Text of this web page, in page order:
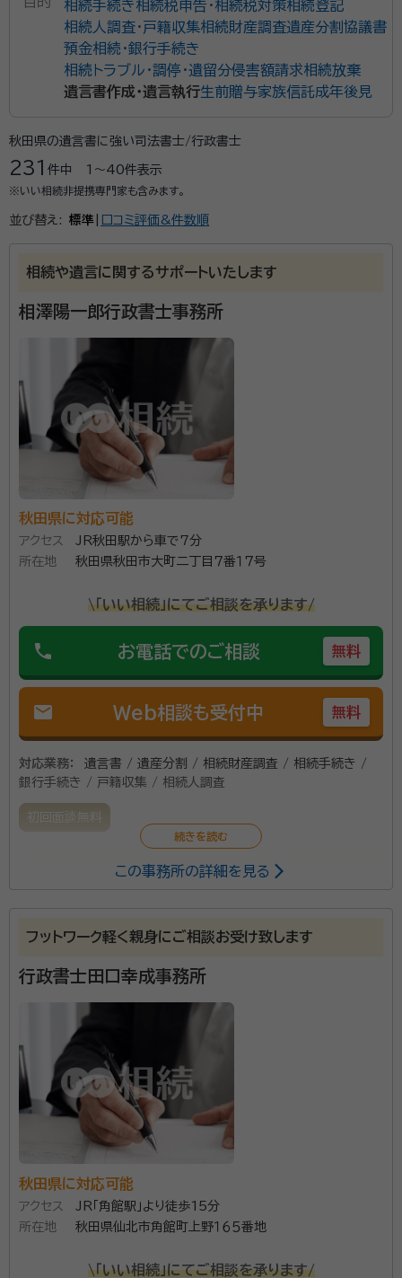
相続手続き相続税申告・相続税対策相続登記
相続人調査・戸籍収集相続財産調査遺産分割協議書
預金相続・銀行手続き
相続トラブル・調停・遺留分侵害額請求相続放棄
遺言書作成・遺言執行生前贈与家族信託成年後見
秋田県の遺言書に強い司法書士/行政書士
231 件中 1〜40件表示
※いい相続非提携専門家も含みます。
並び替え: 標準 口コミ評価&件数順
相続や遺言に関するサポートいたします
相澤陽一郎行政書士事務所
秋田県に対応可能
アクセス
JR秋田駅から車で7分
所在地
秋田県秋田市大町二丁目７番１７号
\「いい相続」にてご相談を承ります/
phone お電話でのご相談 無料
mail Web相談も受付中 無料
対応業務：
遺言書 / 遺産分割 / 相続財産調査 / 相続手続き /
銀行手続き / 戸籍収集 / 相続人調査
初回面談無料
遺言の作成、遺産分割協議書の作成、相続人の調査、相
この事務所の詳細を見る
フットワーク軽く親身にご相談お受け致します
行政書士田口幸成事務所
秋田県に対応可能
アクセス
JR「角館駅」より徒歩15分
所在地
秋田県仙北市角館町上野１６５番地
\「いい相続」にてご相談を承ります/